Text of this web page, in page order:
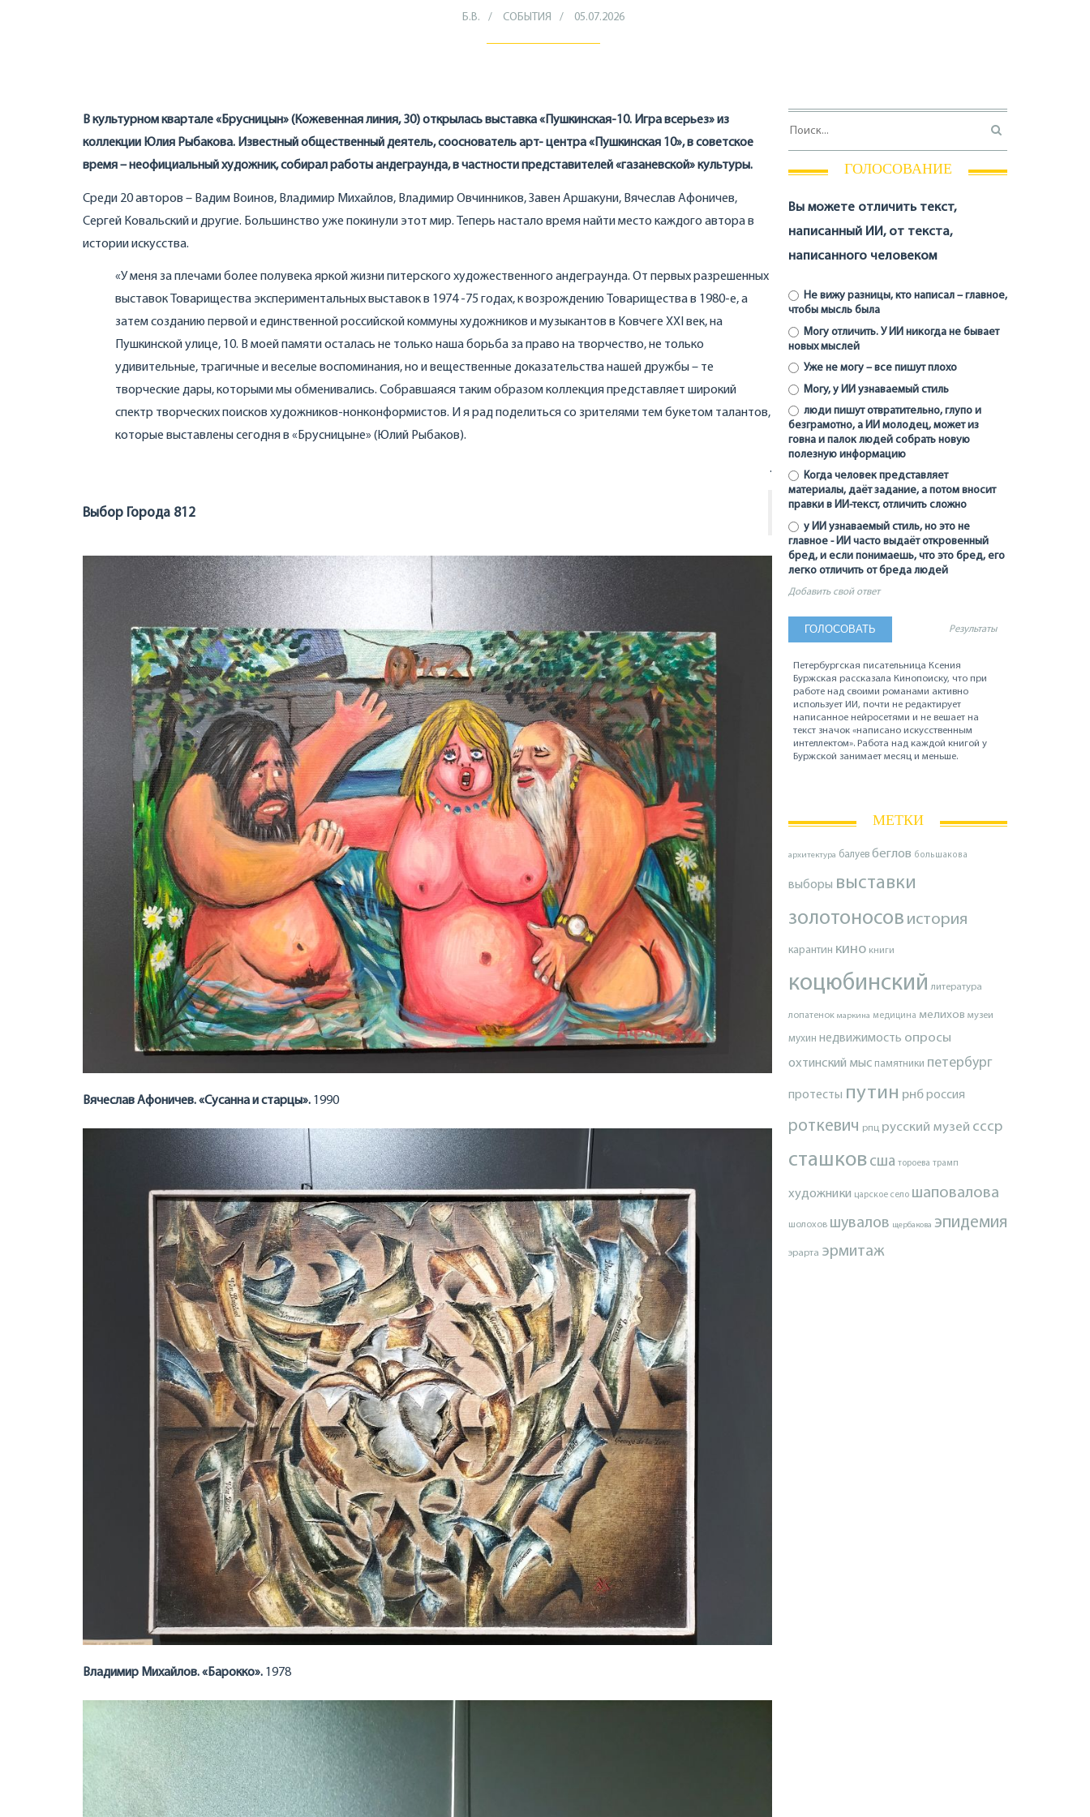
Б.В. СОБЫТИЯ 05.07.2026
В культурном квартале «Брусницын» (Кожевенная линия, 30) открылась выставка «Пушкинская-10. Игра всерьез» из
коллекции Юлия Рыбакова. Известный общественный деятель, сооснователь арт- центра «Пушкинская 10», в советское
время – неофициальный художник, собирал работы андеграунда, в частности представителей «газаневской» культуры.
Среди 20 авторов – Вадим Воинов, Владимир Михайлов, Владимир Овчинников, Завен Аршакуни, Вячеслав Афоничев,
Сергей Ковальский и другие. Большинство уже покинули этот мир. Теперь настало время найти место каждого автора в
истории искусства.
«У меня за плечами более полувека яркой жизни питерского художественного андеграунда. От первых разрешенных
выставок Товарищества экспериментальных выставок в 1974 -75 годах, к возрождению Товарищества в 1980-е, а
затем созданию первой и единственной российской коммуны художников и музыкантов в Ковчеге XXI век, на
Пушкинской улице, 10. В моей памяти осталась не только наша борьба за право на творчество, не только
удивительные, трагичные и веселые воспоминания, но и вещественные доказательства нашей дружбы – те
творческие дары, которыми мы обменивались. Собравшаяся таким образом коллекция представляет широкий
спектр творческих поисков художников-нонконформистов. И я рад поделиться со зрителями тем букетом талантов,
которые выставлены сегодня в «Брусницыне» (Юлий Рыбаков).
.
Выбор Города 812
Вячеслав Афоничев. «Сусанна и старцы». 1990
Владимир Михайлов. «Барокко». 1978
ГОЛОСОВАНИЕ
Вы можете отличить текст,
написанный ИИ, от текста,
написанного человеком
Не вижу разницы, кто написал – главное,
чтобы мысль была
Могу отличить. У ИИ никогда не бывает
новых мыслей
Уже не могу – все пишут плохо
Могу, у ИИ узнаваемый стиль
люди пишут отвратительно, глупо и
безграмотно, а ИИ молодец, может из
говна и палок людей собрать новую
полезную информацию
Когда человек представляет
материалы, даёт задание, а потом вносит
правки в ИИ-текст, отличить сложно
у ИИ узнаваемый стиль, но это не
главное - ИИ часто выдаёт откровенный
бред, и если понимаешь, что это бред, его
легко отличить от бреда людей
Добавить свой ответ
Результаты
Петербургская писательница Ксения
Буржская рассказала Кинопоиску, что при
работе над своими романами активно
использует ИИ, почти не редактирует
написанное нейросетями и не вешает на
текст значок «написано искусственным
интеллектом». Работа над каждой книгой у
Буржской занимает месяц и меньше.
МЕТКИ
архитектура балуев беглов большакова
выборы выставки
золотоносов история
карантин кино книги
коцюбинский литература
лопатенок маркина медицина мелихов музеи
мухин недвижимость опросы
охтинский мыс памятники петербург
протесты путин рнброссия
роткевич рпц русский музей ссср
сташков сша тороева трамп
художники царское село шаповалова
шолохов шувалов щербакова эпидемия
эрарта эрмитаж